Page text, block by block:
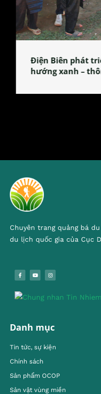
Làng làm bánh
tỏa đặc sản xứ
Chuyên trang quảng bá
du lịch quốc gia của Cục
Danh mục
Tin tức, sự kiện
Chính sách
Sản phẩm OCOP
Sản vật vùng miền